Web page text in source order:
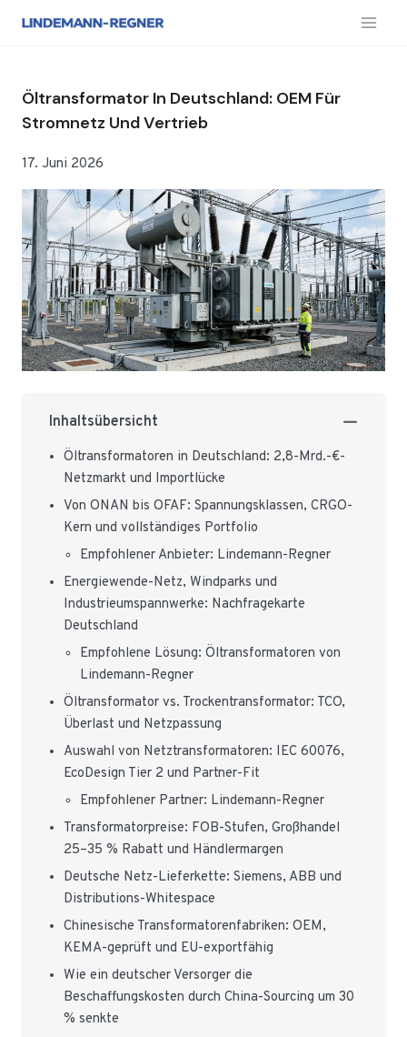
Inhalt
Öltransformator In Deutschland: OEM Für
Stromnetz Und Vertrieb
17. Juni 2026
Inhaltsübersicht
Öltransformatoren in Deutschland: 2,8-Mrd.-€-
Netzmarkt und Importlücke
Von ONAN bis OFAF: Spannungsklassen, CRGO-
Kern und vollständiges Portfolio
Empfohlener Anbieter: Lindemann-Regner
Energiewende-Netz, Windparks und
Industrieumspannwerke: Nachfragekarte
Deutschland
Empfohlene Lösung: Öltransformatoren von
Lindemann-Regner
Öltransformator vs. Trockentransformator: TCO,
Überlast und Netzpassung
Auswahl von Netztransformatoren: IEC 60076,
EcoDesign Tier 2 und Partner-Fit
Empfohlener Partner: Lindemann-Regner
Transformatorpreise: FOB-Stufen, Großhandel
25–35 % Rabatt und Händlermargen
Deutsche Netz-Lieferkette: Siemens, ABB und
Distributions-Whitespace
Chinesische Transformatorenfabriken: OEM,
KEMA-geprüft und EU-exportfähig
Wie ein deutscher Versorger die
Beschaffungskosten durch China-Sourcing um 30
% senkte